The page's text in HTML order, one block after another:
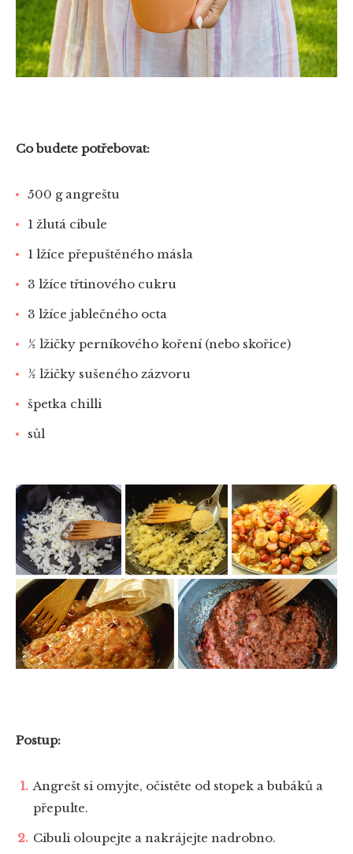
Co budete potřebovat:
500 g angreštu
1 žlutá cibule
1 lžíce přepuštěného másla
3 lžíce třtinového cukru
3 lžíce jablečného octa
½ lžičky perníkového koření (nebo skořice)
½ lžičky sušeného zázvoru
špetka chilli
sůl
Postup:
Angrešt si omyjte, očistěte od stopek a bubáků a
přepulte.
Cibuli oloupejte a nakrájejte nadrobno.